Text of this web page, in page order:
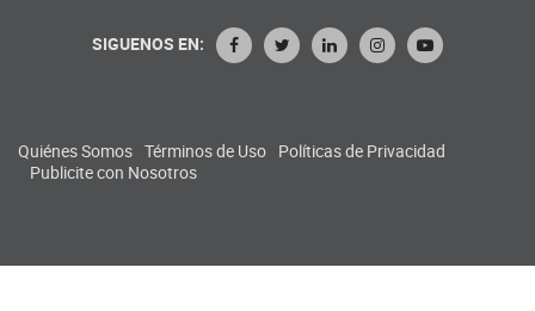
SIGUENOS EN:
Quiénes Somos Términos de Uso Políticas de Privacidad
Publicite con Nosotros